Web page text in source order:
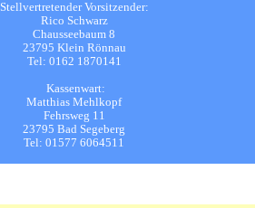
Stellvertretender Vorsitzender:
Rico Schwarz
Chausseebaum 8
23795 Klein Rönnau
Tel: 0162 1870141
Kassenwart:
Matthias Mehlkopf
Fehrsweg 11
23795 Bad Segeberg
Tel: 01577 6064511